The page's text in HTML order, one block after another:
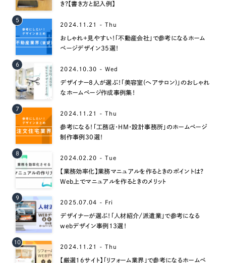
き？【書き方と記入例】
5
2024.11.21 - Thu
おしゃれ＋見やすい！「不動産会社」で参考になるホーム
ページデザイン35選！
6
2024.10.30 - Wed
デザイナー8人が選ぶ！「美容室(ヘアサロン)」のおしゃれ
なホームページ作成事例集！
7
2024.11.21 - Thu
参考になる！「工務店・HM・設計事務所」のホームページ
制作事例30選！
8
2024.02.20 - Tue
【業務効率化】業務マニュアルを作るときのポイントは？
Web上でマニュアルを作るときのメリット
9
2025.07.04 - Fri
デザイナーが選ぶ！「人材紹介/派遣業」で参考になる
webデザイン事例13選！
10
2024.11.21 - Thu
【厳選16サイト】「リフォーム業界」で参考になるホームペ